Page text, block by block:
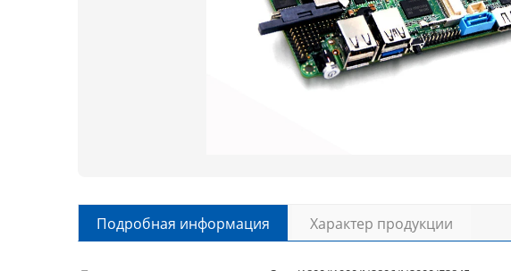
Подробная информация Характер продукции